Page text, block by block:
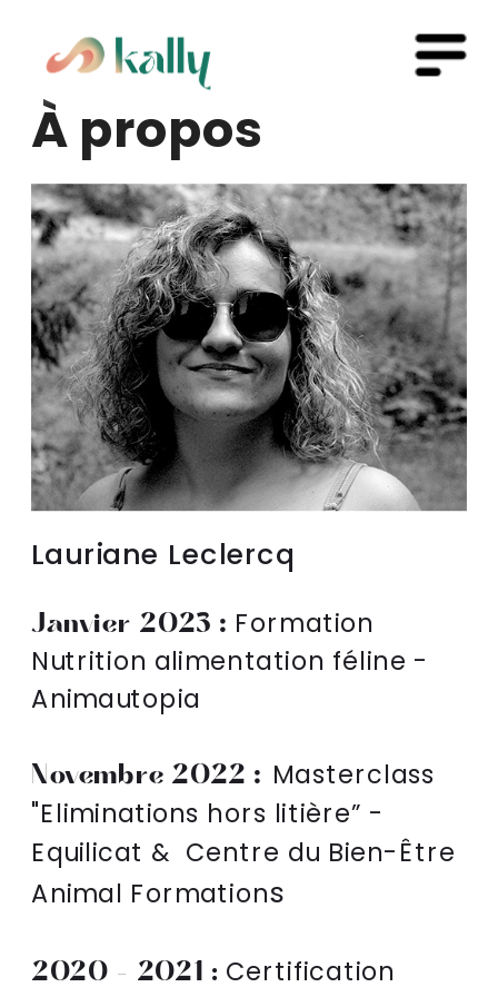
À propos
Lauriane Leclercq
Janvier 2023 : Formation
Nutrition alimentation féline -
Animautopia
Novembre 2022 : Masterclass
"Eliminations hors litière” -
Equilicat &  Centre du Bien-Être
Animal Formations
2020 - 2021 : Certification